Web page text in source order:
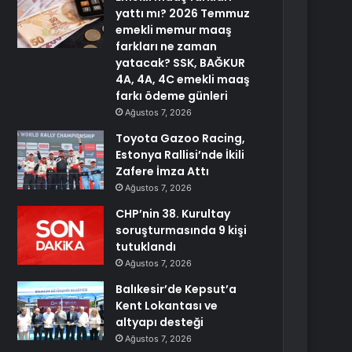
yattı mı? 2026 Temmuz
emekli memur maaş
farkları ne zaman
yatacak? SSK, BAĞKUR
4A, 4A, 4C emekli maaş
farkı ödeme günleri
Ağustos 7, 2026
Toyota Gazoo Racing,
Estonya Rallisi’nde İkili
Zafere İmza Attı
Ağustos 7, 2026
CHP’nin 38. Kurultay
soruşturmasında 9 kişi
tutuklandı
Ağustos 7, 2026
Balıkesir’de Kepsut’a
Kent Lokantası ve
altyapı desteği
Ağustos 7, 2026